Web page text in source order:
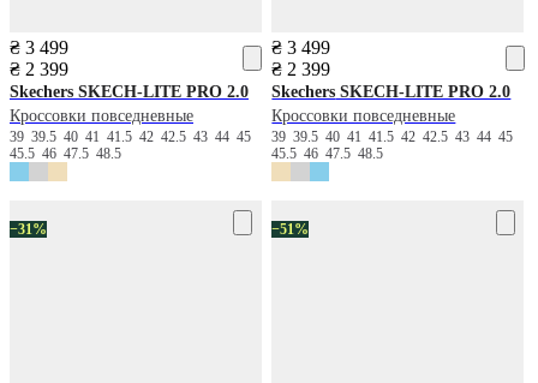
₴ 3 499
₴ 2 399
Skechers SKECH-LITE PRO 2.0
Кроссовки повседневные
39 39.5 40 41 41.5 42 42.5 43 44 45
45.5 46 47.5 48.5
₴ 3 499
₴ 2 399
Skechers SKECH-LITE PRO 2.0
Кроссовки повседневные
3939.5404141.54242.5434445
45.54647.548.5
−31% −51%